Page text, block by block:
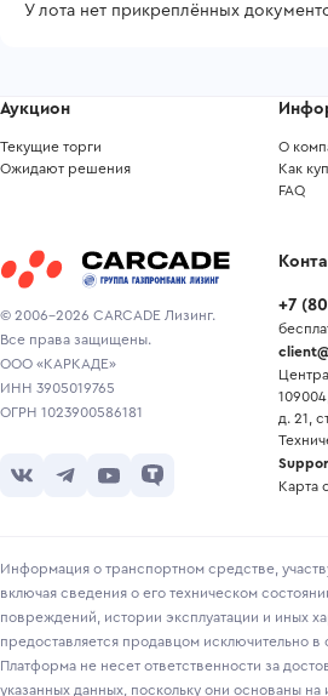
У лота нет прикреплённых
© 2006-2026 CARCADE Лизинг.
Все права защищены.
ООО «КАРКАДЕ»
ИНН 3905019765
ОГРН 1023900586181
Аукцион
Текущие торги
Ожидают решения
О
Как
FAQ
+7 (
д. 21,
Карта
Информация о транспортном средстве,
включая сведения о его техническом
повреждений, истории эксплуатации и иных
предоставляется продавцом исключительно в
Платформа не несет ответственности за
указанных данных, поскольку они основаны на